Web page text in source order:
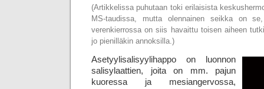
(Artikkelissa puhutaan toki erilaisista
MS-taudissa, mutta olennainen seikka on
verenkierrossa on siis havaittu toisen aiheen
jo pienilläkin annoksilla.)
Asetyylisalisyylihappo on luonnon
salisylaattien, joita on mm. pajun
kuoressa ja mesi­angervossa,